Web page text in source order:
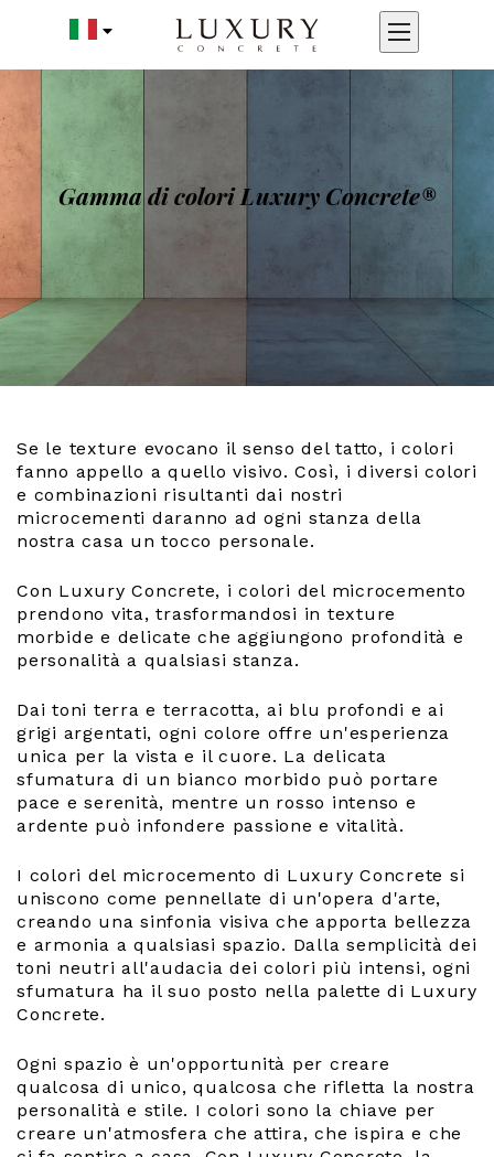
Gamma di colori Luxury Concrete®
Se le texture evocano il senso del tatto, i colori
fanno appello a quello visivo. Così, i diversi colori
e combinazioni risultanti dai nostri
microcementi daranno ad ogni stanza della
nostra casa un tocco personale.
Con Luxury Concrete, i colori del microcemento
prendono vita, trasformandosi in texture
morbide e delicate che aggiungono profondità e
personalità a qualsiasi stanza.
Dai toni terra e terracotta, ai blu profondi e ai
grigi argentati, ogni colore offre un'esperienza
unica per la vista e il cuore. La delicata
sfumatura di un bianco morbido può portare
pace e serenità, mentre un rosso intenso e
ardente può infondere passione e vitalità.
I colori del microcemento di Luxury Concrete si
uniscono come pennellate di un'opera d'arte,
creando una sinfonia visiva che apporta bellezza
e armonia a qualsiasi spazio. Dalla semplicità dei
toni neutri all'audacia dei colori più intensi, ogni
sfumatura ha il suo posto nella palette di Luxury
Concrete.
Ogni spazio è un'opportunità per creare
qualcosa di unico, qualcosa che rifletta la nostra
personalità e stile. I colori sono la chiave per
creare un'atmosfera che attira, che ispira e che